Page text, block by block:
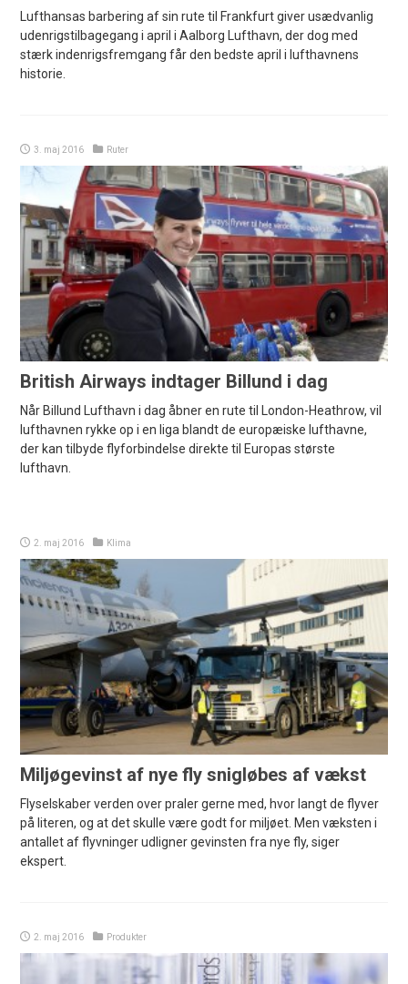
Lufthansas barbering af sin rute til Frankfurt giver usædvanlig
udenrigstilbagegang i april i Aalborg Lufthavn, der dog med
stærk indenrigsfremgang får den bedste april i lufthavnens
historie.
3. maj 2016 Ruter
British Airways indtager Billund i dag
Når Billund Lufthavn i dag åbner en rute til London-Heathrow, vil
lufthavnen rykke op i en liga blandt de europæiske lufthavne,
der kan tilbyde flyforbindelse direkte til Europas største
lufthavn.
2. maj 2016 Klima
Miljøgevinst af nye fly snigløbes af vækst
Flyselskaber verden over praler gerne med, hvor langt de flyver
på literen, og at det skulle være godt for miljøet. Men væksten i
antallet af flyvninger udligner gevinsten fra nye fly, siger
ekspert.
2. maj 2016 Produkter